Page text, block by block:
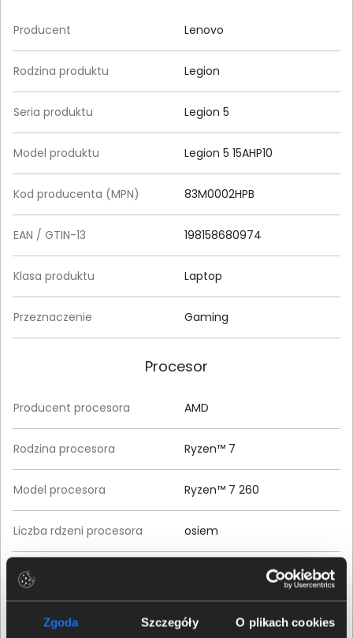
Zgoda Szczegóły O plikach cookies
Producent Lenovo
Rodzina produktu Legion
Seria produktu Legion 5
Model produktu Legion 5 15AHP10
Kod producenta (MPN) 83M0002HPB
EAN / GTIN-13 198158680974
Klasa produktu Laptop
Przeznaczenie Gaming
Procesor
Producent procesora AMD
Rodzina procesora Ryzen™ 7
Model procesora Ryzen™ 7 260
Liczba rdzeni procesora osiem
procesora
procesora
5,1 GHz